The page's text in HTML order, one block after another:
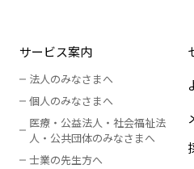
サービス案内
法人のみなさまへ
個人のみなさまへ
医療・公益法人・社会福祉法
人 ・ 公共団体のみなさまへ
士業の先生方へ